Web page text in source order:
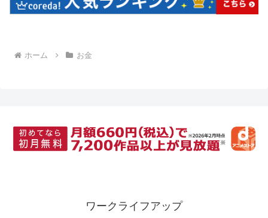
ホーム お金
ワークライフアップ